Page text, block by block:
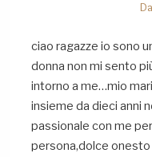
ciao ragazze io sono
donna non mi sento
intorno a me…mio
insieme da dieci anni
passionale con me
persona,dolce